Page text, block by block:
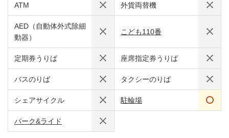
ATM 外貨両替機
AED（自動体外式除細
動器）
こども110番
定期券うりば 座席指定券うりば
バスのりば タクシーのりば
シェアサイクル 駐輪場
パーク&ライド